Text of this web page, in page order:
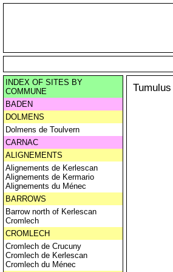
INDEX OF SITES BY
COMMUNE
BADEN
DOLMENS
Dolmens de Toulvern
CARNAC
ALIGNEMENTS
Alignements de Kerlescan
Alignements de Kermario
Alignements du Ménec
BARROWS
Barrow north of Kerlescan
Cromlech
CROMLECH
Cromlech de Crucuny
Cromlech de Kerlescan
Cromlech du Ménec